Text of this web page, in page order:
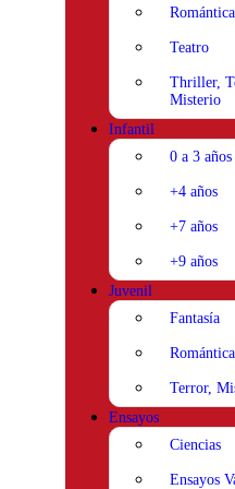
Romántica
Teatro
Thriller,
Misterio
Infantil
0 a 3 años
+4 años
+7 años
+9 años
Juvenil
Fantasía
Romántica
Terror,
Ensayos
Ciencias
Ensayos